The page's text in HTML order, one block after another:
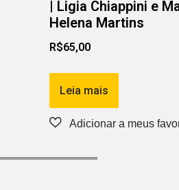
| Ligia Chiappini e
Helena Martins
R$65,00
Leia mais